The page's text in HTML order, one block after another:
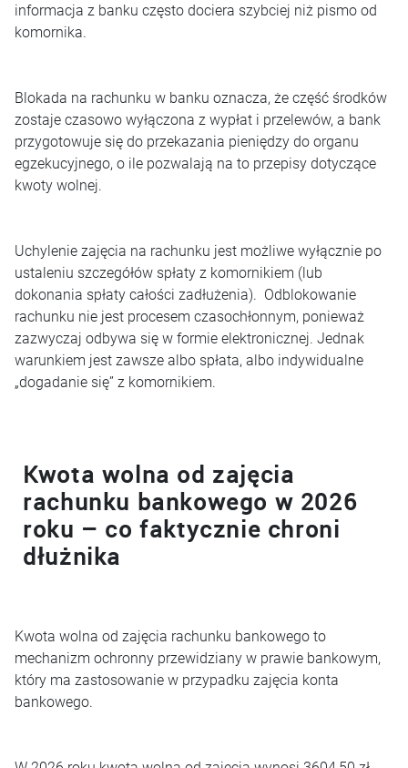
informacja z banku często dociera szybciej niż pismo od
komornika.
Blokada na rachunku w banku oznacza, że część środków
zostaje czasowo wyłączona z wypłat i przelewów, a bank
przygotowuje się do przekazania pieniędzy do organu
egzekucyjnego, o ile pozwalają na to przepisy dotyczące
kwoty wolnej.
Uchylenie zajęcia na rachunku jest możliwe wyłącznie po
ustaleniu szczegółów spłaty z komornikiem (lub
dokonania spłaty całości zadłużenia). Odblokowanie
rachunku nie jest procesem czasochłonnym, ponieważ
zazwyczaj odbywa się w formie elektronicznej. Jednak
warunkiem jest zawsze albo spłata, albo indywidualne
„dogadanie się” z komornikiem.
Kwota wolna od zajęcia
rachunku bankowego w 2026
roku – co faktycznie chroni
dłużnika
Kwota wolna od zajęcia rachunku bankowego to
mechanizm ochronny przewidziany w prawie bankowym,
który ma zastosowanie w przypadku zajęcia konta
bankowego.